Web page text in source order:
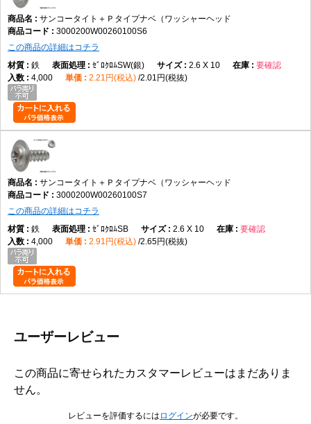
サンコータイト＋Ｐタイプナベ（ワッシャーヘッド
3000200W00260100S6
この商品の詳細はコチラ
鉄
ｾﾞﾛｸﾛﾑSW(銀) 2.6 X 10
要確認
4,000
2.21円(税込) 2.01円(税抜)
サンコータイト＋Ｐタイプナベ（ワッシャーヘッド
3000200W00260100S7
この商品の詳細はコチラ
鉄
ｾﾞﾛｸﾛﾑSB 2.6 X 10
要確認
4,000
2.91円(税込) 2.65円(税抜)
ユーザーレビュー
この商品に寄せられたカスタマーレビューはまだありま
せん。
レビューを評価するには ログインが必要です。